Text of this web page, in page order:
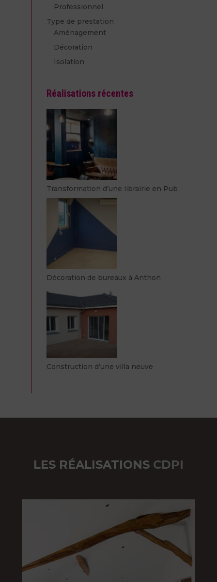
Professionnel
Type de prestation
Aménagement
Décoration
Isolation
Réalisations récentes
Transformation d’une librairie en Pub
Décoration de bureaux à Anthon
Construction d’une villa neuve
LES RÉALISATIONS CDPI